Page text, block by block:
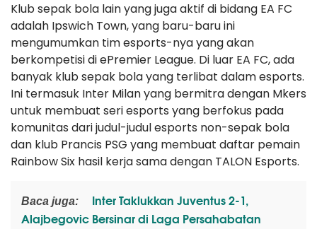
Klub sepak bola lain yang juga aktif di bidang EA FC
adalah Ipswich Town, yang baru-baru ini
mengumumkan tim esports-nya yang akan
berkompetisi di ePremier League. Di luar EA FC, ada
banyak klub sepak bola yang terlibat dalam esports.
Ini termasuk Inter Milan yang bermitra dengan Mkers
untuk membuat seri esports yang berfokus pada
komunitas dari judul-judul esports non-sepak bola
dan klub Prancis PSG yang membuat daftar pemain
Rainbow Six hasil kerja sama dengan TALON Esports.
Baca juga:
Inter Taklukkan Juventus 2-1,
Alajbegovic Bersinar di Laga Persahabatan